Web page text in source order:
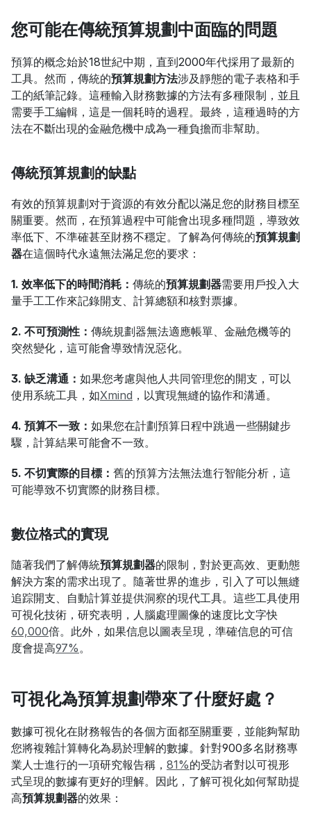
您可能在傳統預算規劃中面臨的問題
預算的概念始於18世紀中期，直到2000年代採用了最新的
工具。然而，傳統的預算規劃方法涉及靜態的電子表格和手
工的紙筆記錄。這種輸入財務數據的方法有多種限制，並且
需要手工編輯，這是一個耗時的過程。最終，這種過時的方
法在不斷出現的金融危機中成為一種負擔而非幫助。
傳統預算規劃的缺點
有效的預算規劃对于資源的有效分配以滿足您的財務目標至
關重要。然而，在預算過程中可能會出現多種問題，導致效
率低下、不準確甚至財務不穩定。了解為何傳統的預算規劃
器在這個時代永遠無法滿足您的要求：
1. 效率低下的時間消耗： 傳統的預算規劃器需要用戶投入大
量手工工作來記錄開支、計算總額和核對票據。
2. 不可預測性： 傳統規劃器無法適應帳單、金融危機等的
突然變化，這可能會導致情況惡化。
3. 缺乏溝通： 如果您考慮與他人共同管理您的開支，可以
使用系統工具，如Xmind ，以實現無縫的協作和溝通。
4. 預算不一致： 如果您在計劃預算日程中跳過一些關鍵步
驟，計算結果可能會不一致。
5. 不切實際的目標： 舊的預算方法無法進行智能分析，這
可能導致不切實際的財務目標。
數位格式的實現
隨著我們了解傳統預算規劃器的限制，對於更高效、更動態
解決方案的需求出現了。隨著世界的進步，引入了可以無縫
追踪開支、自動計算並提供洞察的現代工具。這些工具使用
可視化技術，研究表明，人腦處理圖像的速度比文字快
60,000倍。此外，如果信息以圖表呈現，準確信息的可信
度會提高97%。
可視化為預算規劃帶來了什麼好處？
數據可視化在財務報告的各個方面都至關重要，並能夠幫助
您將複雜計算轉化為易於理解的數據。針對900多名財務專
業人士進行的一項研究報告稱， 81%的受訪者對以可視形
式呈現的數據有更好的理解。因此，了解可視化如何幫助提
高預算規劃器的效果：